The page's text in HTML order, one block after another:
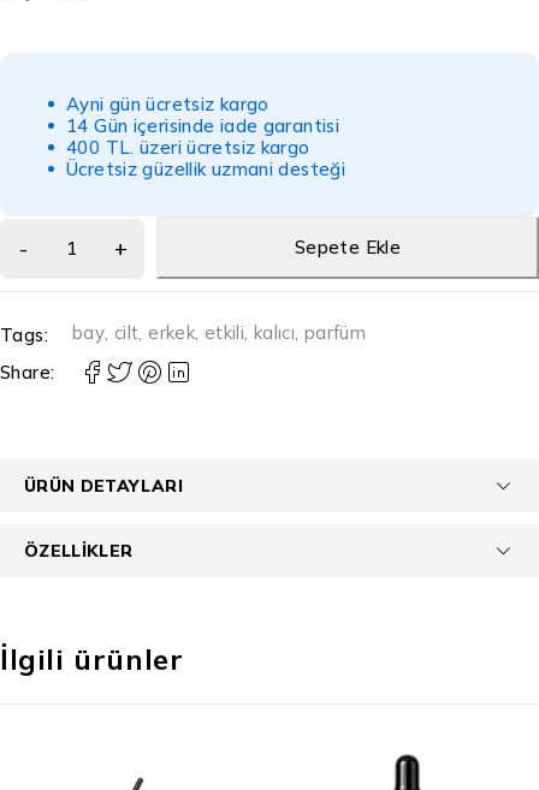
Ayni gün ücretsiz kargo
14 Gün içerisinde iade garantisi
400 TL. üzeri ücretsiz kargo
Ücretsiz güzellik uzmani desteği
Sepete Ekle
Tags: bay, cilt, erkek, etkili, kalıcı, parfüm
Share:
ÜRÜN DETAYLARI
ÖZELLIKLER
İlgili ürünler